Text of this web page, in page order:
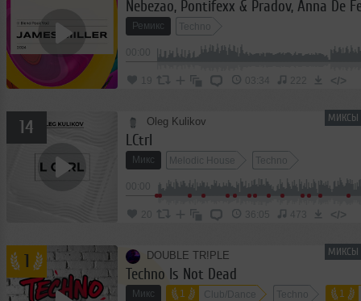
Ремикс Techno
19 03:34 222 </>
МИКСЫ
14 Oleg Kulikov
LCtrl
Микс Melodic House Techno
20 36:05 473 </>
МИКСЫ
1 DOUBLE TR!PLE
Techno Is Not Dead
Микс 1 Club/Dance Techno 1